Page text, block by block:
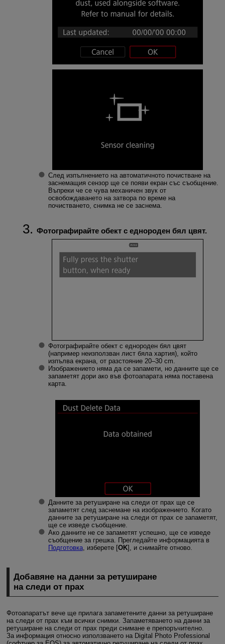
След изпълнението на автоматичното почистване на
заснемащия сензор ще се появи екран със съобщение.
Въпреки че се чува механичен звук от
освобождаването на затвора по време на
почистването, снимка не се заснема.
Фотографирайте обект с еднороден бял цвят.
Фотографирайте обект с еднороден бял цвят
(например неизползван лист бяла хартия), който
изпълва екрана, от разстояние 20–30 cm.
Изображението няма да се запамети, но данните ще се
запаметят дори ако във фотоапарата няма поставена
карта.
Данните за ретуширане на следи от прах ще се
запаметят след заснемане на изображението. Когато
данните за ретуширане на следи от прах се запаметят,
ще се изведе съобщение.
Ако данните не се запаметят успешно, ще се изведе
съобщение за грешка. Прегледайте информацията в
Подготовка, изберете [OK], и снимайте отново.
Добавяне на данни за ретуширане
на следи от прах
Фотоапаратът вече ще прилага запаметените данни за ретуширане
на следи от прах към всички снимки. Запаметяването на данни за
ретуширане на следи от прах преди снимане е препоръчително.
За информация относно използването на Digital Photo Professional